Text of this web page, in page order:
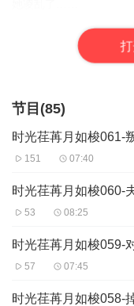
1、该专辑免费收听。
学】，关注后回复：
打
节目(85)
时光荏苒月如梭061-
151 07:40
时光荏苒月如梭060-
53 08:25
时光荏苒月如梭059-
57 07:45
时光荏苒月如梭058-